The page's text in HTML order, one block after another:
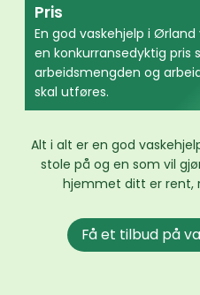
Pris
En god vaskehjelp i
en konkurransedyktig pris
arbeidsmengden og
skal utføres.
Alt i alt er en god
stole på og en som vil
hjemmet ditt er rent,
Få et tilbud på